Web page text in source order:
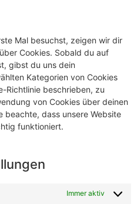
Mal besuchst, zeigen wir dir
Cookies. Sobald du auf
gibst du uns dein
Kategorien von Cookies
Richtlinie beschrieben, zu
von Cookies über deinen
beachte, dass unsere Website
funktioniert.
Immer aktiv